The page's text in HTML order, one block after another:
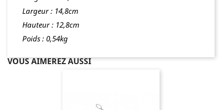
Largeur : 14,8cm
Hauteur : 12,8cm
Poids : 0,54kg
VOUS AIMEREZ AUSSI